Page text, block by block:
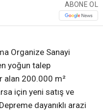
ABONE OL
Organize Sanayi
yoğun talep
alan 200.000 m²
için yeni satış ve
dayanıklı arazi